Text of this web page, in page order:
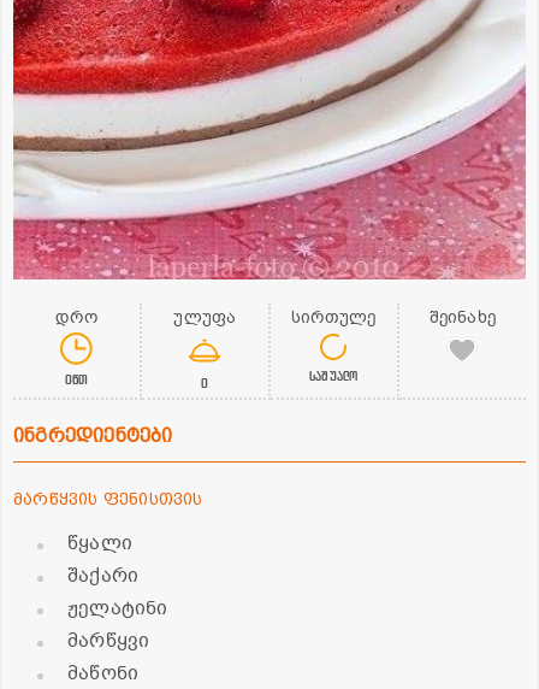
დრო
0წთ
ულუფა
0
სირთულე
საშუალო
შეინახე
ინგრედიენტები
მარწყვის ფენისთვის
წყალი
შაქარი
ჟელატინი
მარწყვი
მაწონი